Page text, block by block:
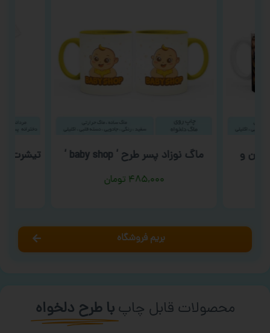
و ماگ نوزاد پسر طرح ‘ baby shop ‘
۴۸۵,۰۰۰ تومان
بریم فروشگاه
محصولات قابل چاپ با طرح دلخواه